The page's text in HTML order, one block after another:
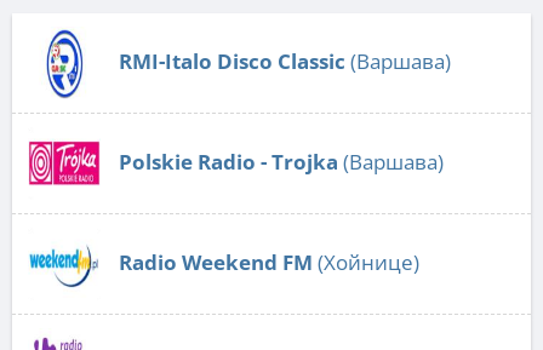
RMI-Italo Disco Classic (Варшава)
Polskie Radio - Trojka (Варшава)
Radio Weekend FM (Хойнице)